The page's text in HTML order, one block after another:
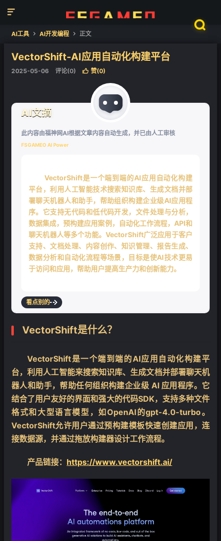


AI工具  AI开发编程  正文
VectorShift-AI应用自动化构建平台
2025-05-06 评论(0)  赞(0)
AI文摘
此内容由福神网AI根据文章内容自动生成，并已由人工审核
FSGAMEO AI Power
VectorShift是一个端到端的AI应用自动化构建
平台，利用人工智能技术搜索知识库、生成文档并部
署聊天机器人和助手，帮助组织构建企业级AI应用程
序。它支持无代码和低代码开发，文件处理与分析，
数据集成，预构建应用案例，自动化工作流程，API和
聊天机器人等多个功能。VectorShift广泛应用于客户
支持、文档处理、内容创作、知识管理、报告生成、
数据分析和自动化流程等场景，目标是使AI技术更易
于访问和应用，帮助用户提高生产力和创新能力。
看点别的
VectorShift是什么？
VectorShift是一个端到端的AI应用自动化构建平
台，利用人工智能来搜索知识库、生成文档并部署聊天机
器人和助手，帮助任何组织构建企业级 AI 应用程序。它
结合了用户友好的界面和强大的代码SDK，支持多种文件
格式和大型语言模型，如OpenAI的gpt-4.0-turbo。
VectorShift允许用户通过预构建模板快速创建应用，连
接数据源，并通过拖放构建器设计工作流程。
产品链接： https://www.vectorshift.ai/